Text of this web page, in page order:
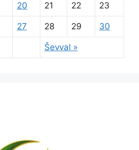
Ševval »
20 21 22 23
27 28 29 30